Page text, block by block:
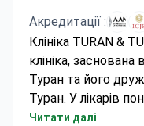
Акредитації :
Клініка TURAN &
клініка,
Туран та його
Туран. У лікарів
досвіду в
Читати далі